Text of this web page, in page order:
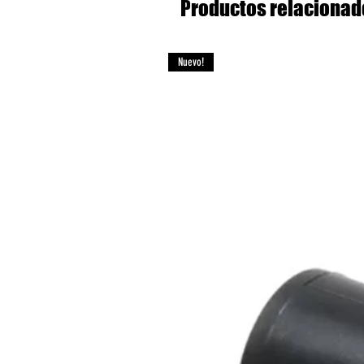
Productos
Nuevo!